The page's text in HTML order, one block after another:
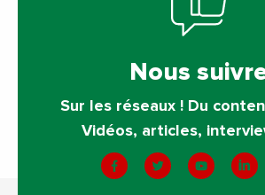
Nous
Sur les réseaux ! Du
Vidéos, articles,